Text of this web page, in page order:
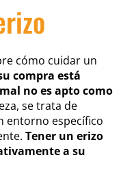
cómo cuidar un
compra está
no es apto como
se trata de
entorno específico
Tener un erizo
a su